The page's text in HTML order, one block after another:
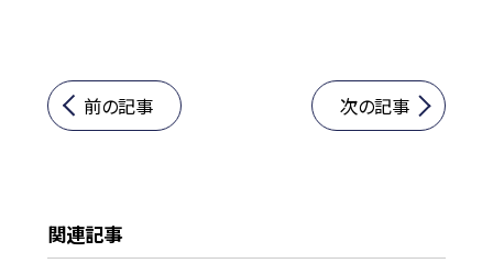
前の記事 次の記事
関連記事